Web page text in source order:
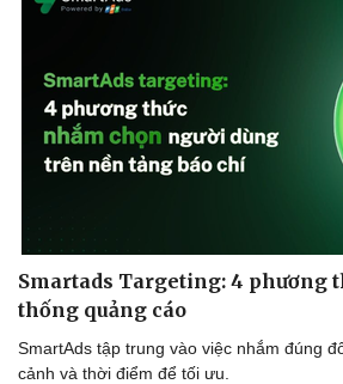
Du lịch
Tư vấn
Câu
Đọc
Cửa
Hạt
Smartads Targeting: 4 phương
thống quảng cáo
SmartAds tập trung vào việc nhắm đúng
cảnh và thời điểm để tối ưu.